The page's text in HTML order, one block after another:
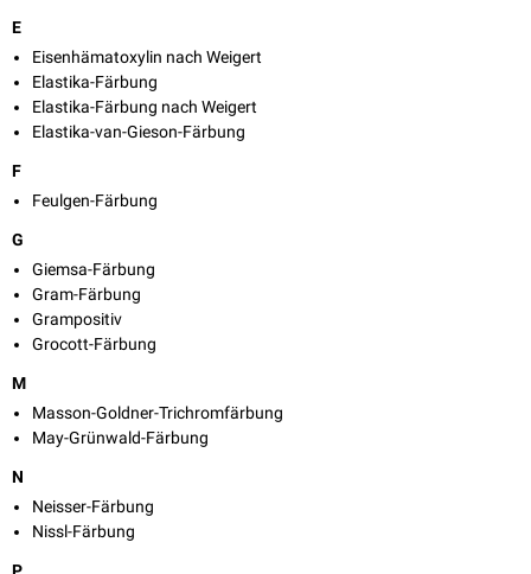
E
Eisenhämatoxylin nach Weigert
Elastika-Färbung
Elastika-Färbung nach Weigert
Elastika-van-Gieson-Färbung
F
Feulgen-Färbung
G
Giemsa-Färbung
Gram-Färbung
Grampositiv
Grocott-Färbung
M
Masson-Goldner-Trichromfärbung
May-Grünwald-Färbung
N
Neisser-Färbung
Nissl-Färbung